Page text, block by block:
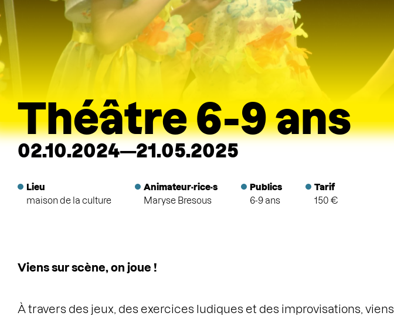
Théâtre 6-9 ans
02.10.2024—21.05.2025
Lieu
maison de la culture
Animateur·rice·s
Maryse Bresous
Publics
6-9 ans
Tarif
150 €
Viens sur scène, on joue !
À travers des jeux, des exercices ludiques et des improvisations, viens